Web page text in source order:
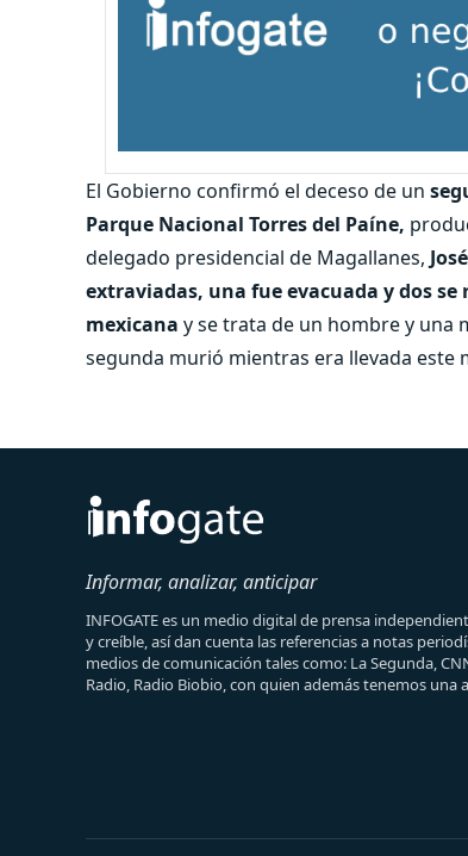
El Gobierno confirmó el deceso de un
Parque Nacional Torres del Paíne,
delegado presidencial de Magallanes,
extraviadas, una fue evacuada y dos
mexicana y se trata de un hombre y una
segunda murió mientras era llevada este
Informar, analizar, anticipar
INFOGATE es un medio digital de prensa
y creíble, así dan cuenta las referencias a notas
medios de comunicación tales como: La Segunda,
Radio, Radio Biobio, con quien además tenemos una